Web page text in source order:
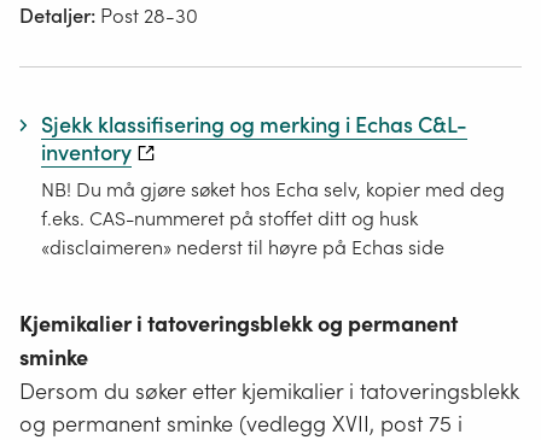
Detaljer: Post 28-30
Sjekk klassifisering og merking i Echas C&L-
inventory
NB! Du må gjøre søket hos Echa selv, kopier med deg
f.eks. CAS-nummeret på stoffet ditt og husk
«disclaimeren» nederst til høyre på Echas side
Kjemikalier i tatoveringsblekk og permanent
sminke
Dersom du søker etter kjemikalier i tatoveringsblekk
og permanent sminke (vedlegg XVII, post 75 i